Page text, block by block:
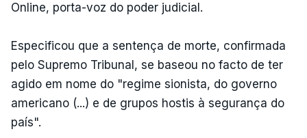
Online, porta-voz do poder judicial.
Especificou que a sentença de morte, confirmada
pelo Supremo Tribunal, se baseou no facto de ter
agido em nome do "regime sionista, do governo
americano (...) e de grupos hostis à segurança do
país".